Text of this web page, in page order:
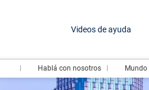
Videos de ayuda
Hablá con nosotros Mundo